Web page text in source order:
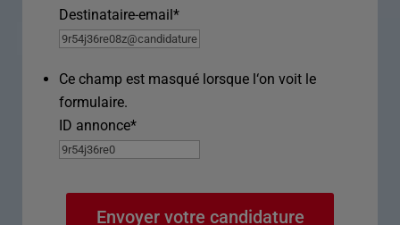
Destinataire-email*
Ce champ est masqué lorsque l‘on voit le
formulaire.
ID annonce*